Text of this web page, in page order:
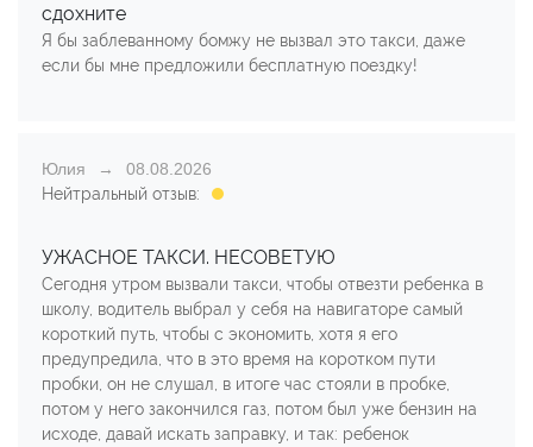
сдохните
Я бы заблеванному бомжу не вызвал это такси, даже
если бы мне предложили бесплатную поездку!
Юлия
08.08.2026
Нейтральный отзыв:
УЖАСНОЕ ТАКСИ. НЕСОВЕТУЮ
Сегодня утром вызвали такси, чтобы отвезти ребенка в
школу, водитель выбрал у себя на навигаторе самый
короткий путь, чтобы с экономить, хотя я его
предупредила, что в это время на коротком пути
пробки, он не слушал, в итоге час стояли в пробке,
потом у него закончился газ, потом был уже бензин на
исходе, давай искать заправку, и так: ребенок